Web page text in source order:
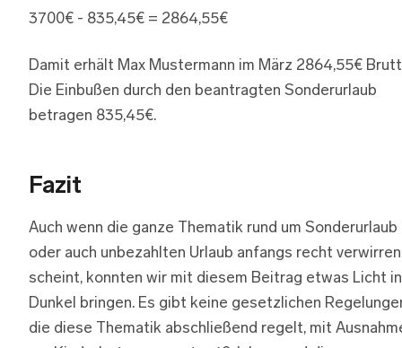
3700€ - 835,45€ = 2864,55€
Damit erhält Max Mustermann im März 2864,55€
Die Einbußen durch den beantragten Sonderurlaub
betragen 835,45€.
Fazit
Auch wenn die ganze Thematik rund um Sonderurlaub
oder auch unbezahlten Urlaub anfangs recht
scheint, konnten wir mit diesem Beitrag etwas Licht
Dunkel bringen. Es gibt keine gesetzlichen
die diese Thematik abschließend regelt, mit